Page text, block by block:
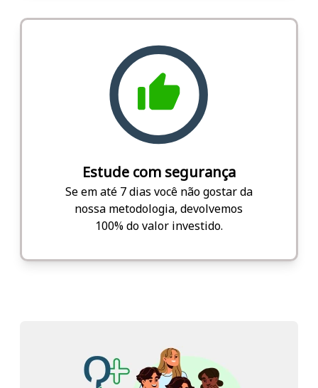
Estude com segurança
Se em até 7 dias você não gostar da
nossa metodologia, devolvemos
100% do valor investido.